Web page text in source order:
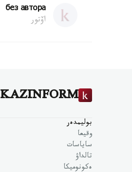
без автора
اۆتور
KAZINFORM
بوليمدەر
وقيعا
ساياسات
تالداۋ
ەكونوميكا